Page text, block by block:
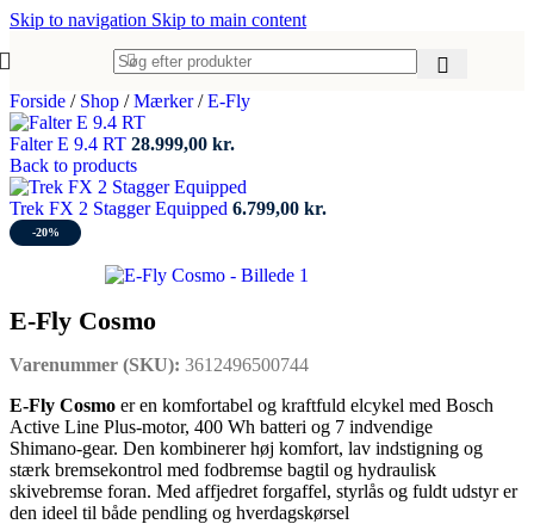
Skip to navigation Skip to main content
Forside / Shop / Mærker/ E-Fly
Falter E 9.4 RT 28.999,00 kr.
Back to products
Trek FX 2 Stagger Equipped 6.799,00 kr.
-20%
E-Fly Cosmo
Varenummer (SKU): 3612496500744
E‑Fly Cosmo er en komfortabel og kraftfuld elcykel med Bosch
Active Line Plus‑motor, 400 Wh batteri og 7 indvendige
Shimano‑gear. Den kombinerer høj komfort, lav indstigning og
stærk bremsekontrol med fodbremse bagtil og hydraulisk
skivebremse foran. Med affjedret forgaffel, styrlås og fuldt udstyr er
den ideel til både pendling og hverdagskørsel